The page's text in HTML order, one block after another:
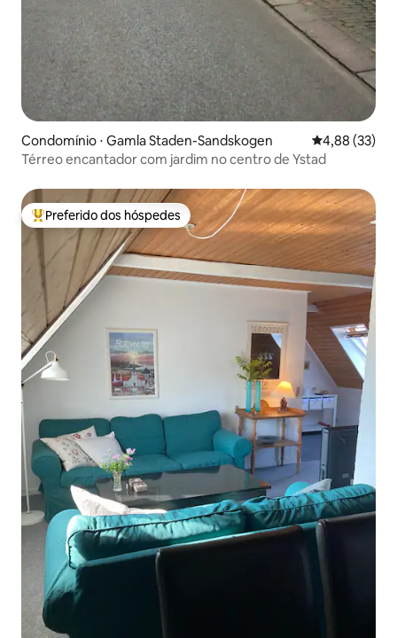
Condomínio ⋅ Gamla Staden-Sandskogen 4,88 de uma
4,88 (33)
Térreo encantador com jardim no centro de Ystad
Entre os melhores preferidos dos hóspedes
Preferido dos hóspedes